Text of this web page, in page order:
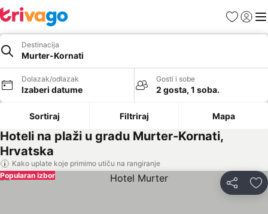
FavoritiPrijavi
Destinacija
Murter-Kornati
Dolazak/odlazak
Izaberi datume
Gosti i sobe
2 gosta, 1 soba.
Sortiraj Filtriraj Mapa
Hoteli na plaži u gradu Murter-Kornati,
Hrvatska
Kako uplate koje primimo utiču na rangiranje
Deli
Popularan izbor